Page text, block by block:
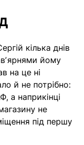
кілька днів
йому
на це ні
й не потрібно:
а наприкінці
не
під першу